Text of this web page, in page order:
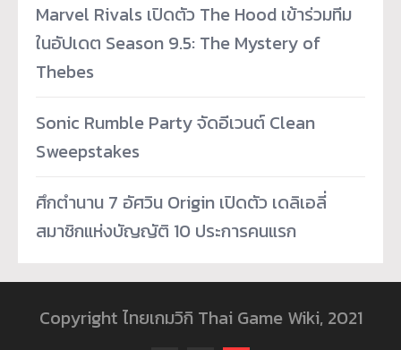
Marvel Rivals เปิดตัว The Hood เข้าร่วมทีม
ในอัปเดต Season 9.5: The Mystery of
Thebes
Sonic Rumble Party จัดอีเวนต์ Clean
Sweepstakes
ศึกตำนาน 7 อัศวิน Origin เปิดตัว เดลิเอลี่
สมาชิกแห่งบัญญัติ 10 ประการคนแรก
Copyright ไทยเกมวิกิ Thai Game Wiki, 2021